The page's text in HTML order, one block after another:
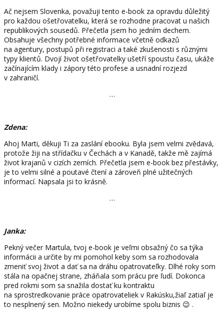
Ač nejsem Slovenka, považuji tento e-book za opravdu důležitý
pro každou ošetřovatelku, která se rozhodne pracovat u našich
republikových sousedů. Přečetla jsem ho jedním dechem.
Obsahuje všechny potřebné informace včetně odkazů
na agentury, postupů při registraci a také zkušenosti s různými
typy klientů. Dvojí život ošetřovatelky ušetří spoustu času, ukáže
začínajícím klady i zápory této profese a usnadní rozjezd
v zahraničí.
…
Zdena:
Ahoj Marti, děkuji Ti za zaslání ebooku. Byla jsem velmi zvědavá,
protože žiji na střídačku v Čechách a v Kanadě, takže mě zajímá
život krajanů v cizích zemích. Přečetla jsem e-book bez přestávky,
je to velmi silné a poutavé čtení a zároveň plné užitečných
informací. Napsala jsi to krásně.
…
Janka:
Pekný večer Martula, tvoj e-book je veľmi obsažný čo sa týka
informácii a určite by mi pomohol keby som sa rozhodovala
zmeniť svoj život a dať sa na dráhu opatrovateľky. Dlhé roky som
stála na opačnej strane, zháňala som prácu pre ľudí. Dokonca
pred rokmi som sa snažila dostať ku kontraktu
na sprostredkovanie práce opatrovateliek v Rakúsku,žiaľ zatiaľ je
to nesplnený sen. Možno niekedy urobíme spolu biznis 😉 .